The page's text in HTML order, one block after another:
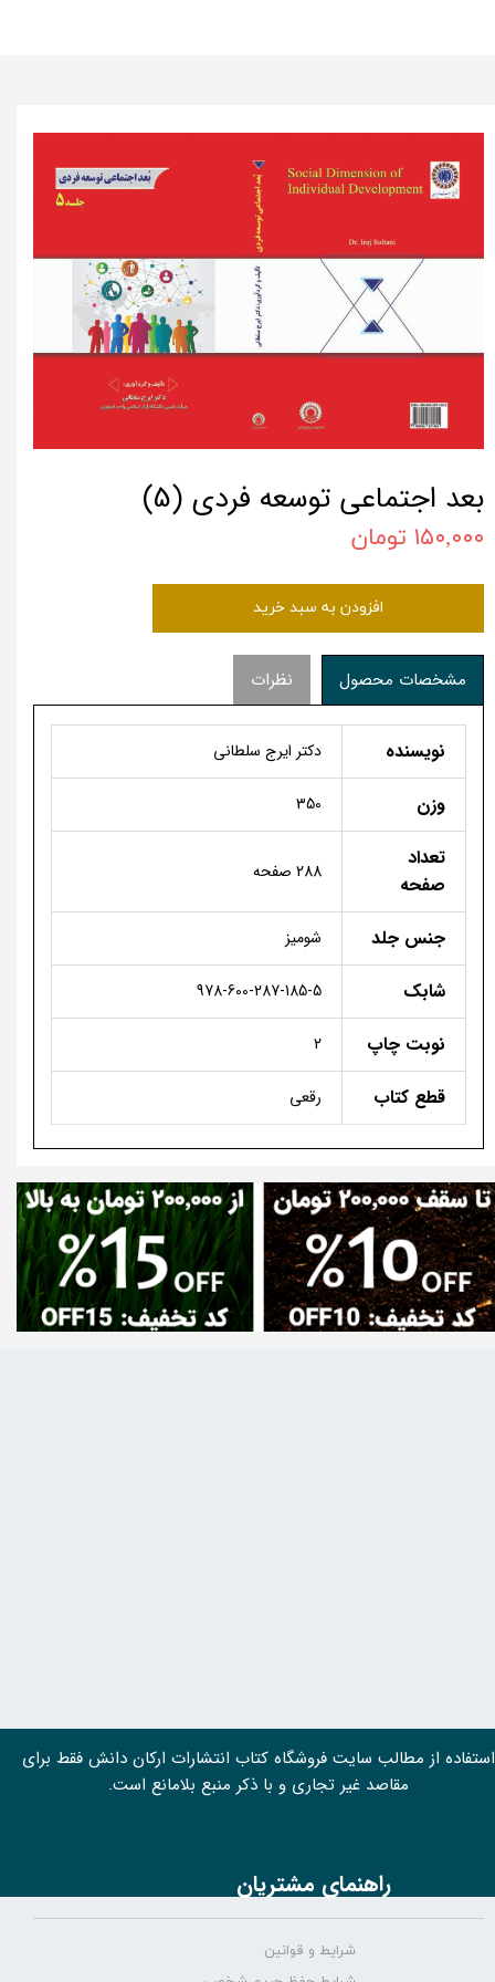
بعد اجتماعی توسعه فردی (5)
۱۵۰,۰۰۰ تومان
افزودن به سبد خرید
مشخصات محصول نظرات
نویسنده دکتر ایرج سلطانی
وزن 350
تعداد
صفحه
288 صفحه
جنس جلد شومیز
شابک 978-600-287-185-5
نوبت چاپ 2
قطع کتاب رقعی
استفاده از مطالب سايت فروشگاه کتاب انتشارات ارکان دانش فقط برای
مقاصد غیر تجاری و با ذکر منبع بلامانع است.
راهنمای مشتریان
شرایط و قوانین